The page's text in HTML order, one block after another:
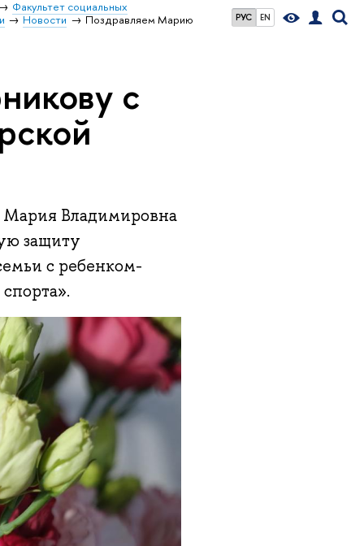
РУС EN
Факультет социальных
Новости
Поздравляем Марию
с
Владимировна
защиту
с ребенком-